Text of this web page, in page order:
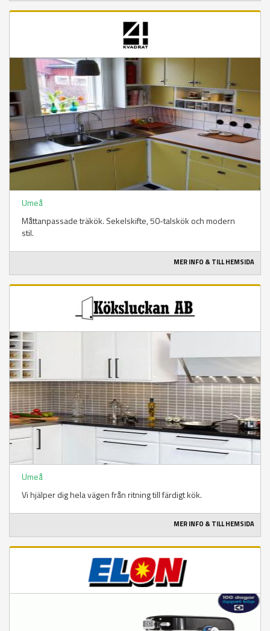
Umeå
Måttanpassade träkök. Sekelskifte, 50-talskök och modern
stil.
MER INFO & TILL HEMSIDA
Umeå
Vi hjälper dig hela vägen från ritning till färdigt kök.
MER INFO & TILL HEMSIDA